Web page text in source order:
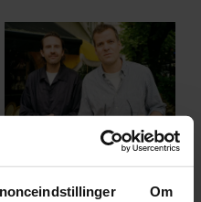
Om
PODCAST
Det er alt for nemt at